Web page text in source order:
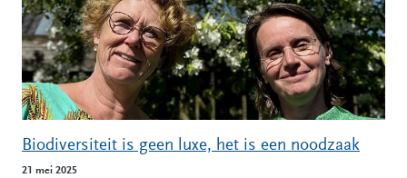
Biodiversiteit is geen luxe, het is een noodzaak
21 mei 2025